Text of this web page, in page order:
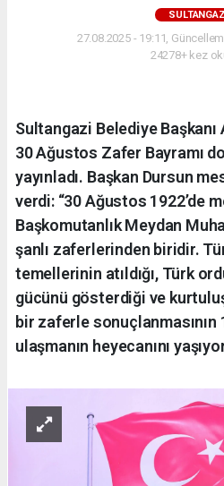
27.08.2025 - 19:11,
24278+ kez
Sultangazi Belediye
30 Ağustos Zafer Bayramı
yayınladı. Başkan Dursun
verdi: “30 Ağustos 1922’de
Başkomutanlık Meydan
şanlı zaferlerinden biridir.
temellerinin atıldığı, Türk
gücünü gösterdiği ve
bir zaferle sonuçlanmasının
ulaşmanın heyecanını